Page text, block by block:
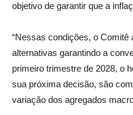
objetivo de garantir que a
“Nessas condições, o Comitê
alternativas garantindo a
primeiro trimestre de 2028, o
sua próxima decisão, são
variação dos agregados